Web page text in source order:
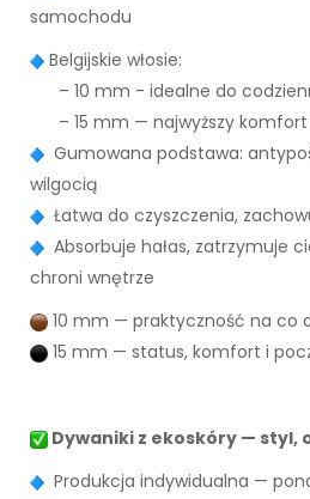
samochodu
Belgijskie włosie:
– 10 mm - idealne do
– 15 mm — najwyższy komfort
Gumowana podstawa:
wilgocią
Łatwa do czyszczenia,
Absorbuje hałas, zatrzymuje
chroni wnętrze
10 mm — praktyczność na co
15 mm — status, komfort i
Dywaniki z ekoskóry — styl,
Produkcja indywidualna —